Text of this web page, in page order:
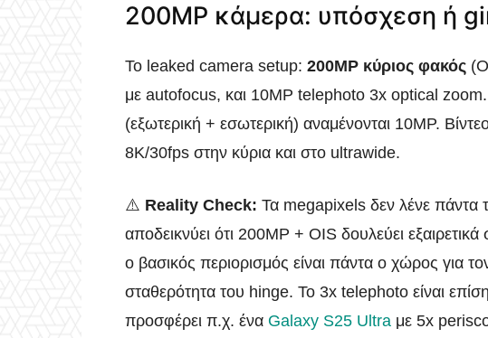
200MP κάμερα: υπόσχεση ή
Το leaked camera setup: 200MP κύριος φακός
με autofocus, και 10MP telephoto 3x optical
(εξωτερική + εσωτερική) αναμένονται 10MP.
8K/30fps στην κύρια και στο ultrawide.
⚠️ Reality Check: Τα megapixels δεν λένε πάντα
αποδεικνύει ότι 200MP + OIS δουλεύει
ο βασικός περιορισμός είναι πάντα ο χώρος για
σταθερότητα του hinge. Το 3x telephoto είναι
προσφέρει π.χ. ένα Galaxy S25 Ultra με 5x